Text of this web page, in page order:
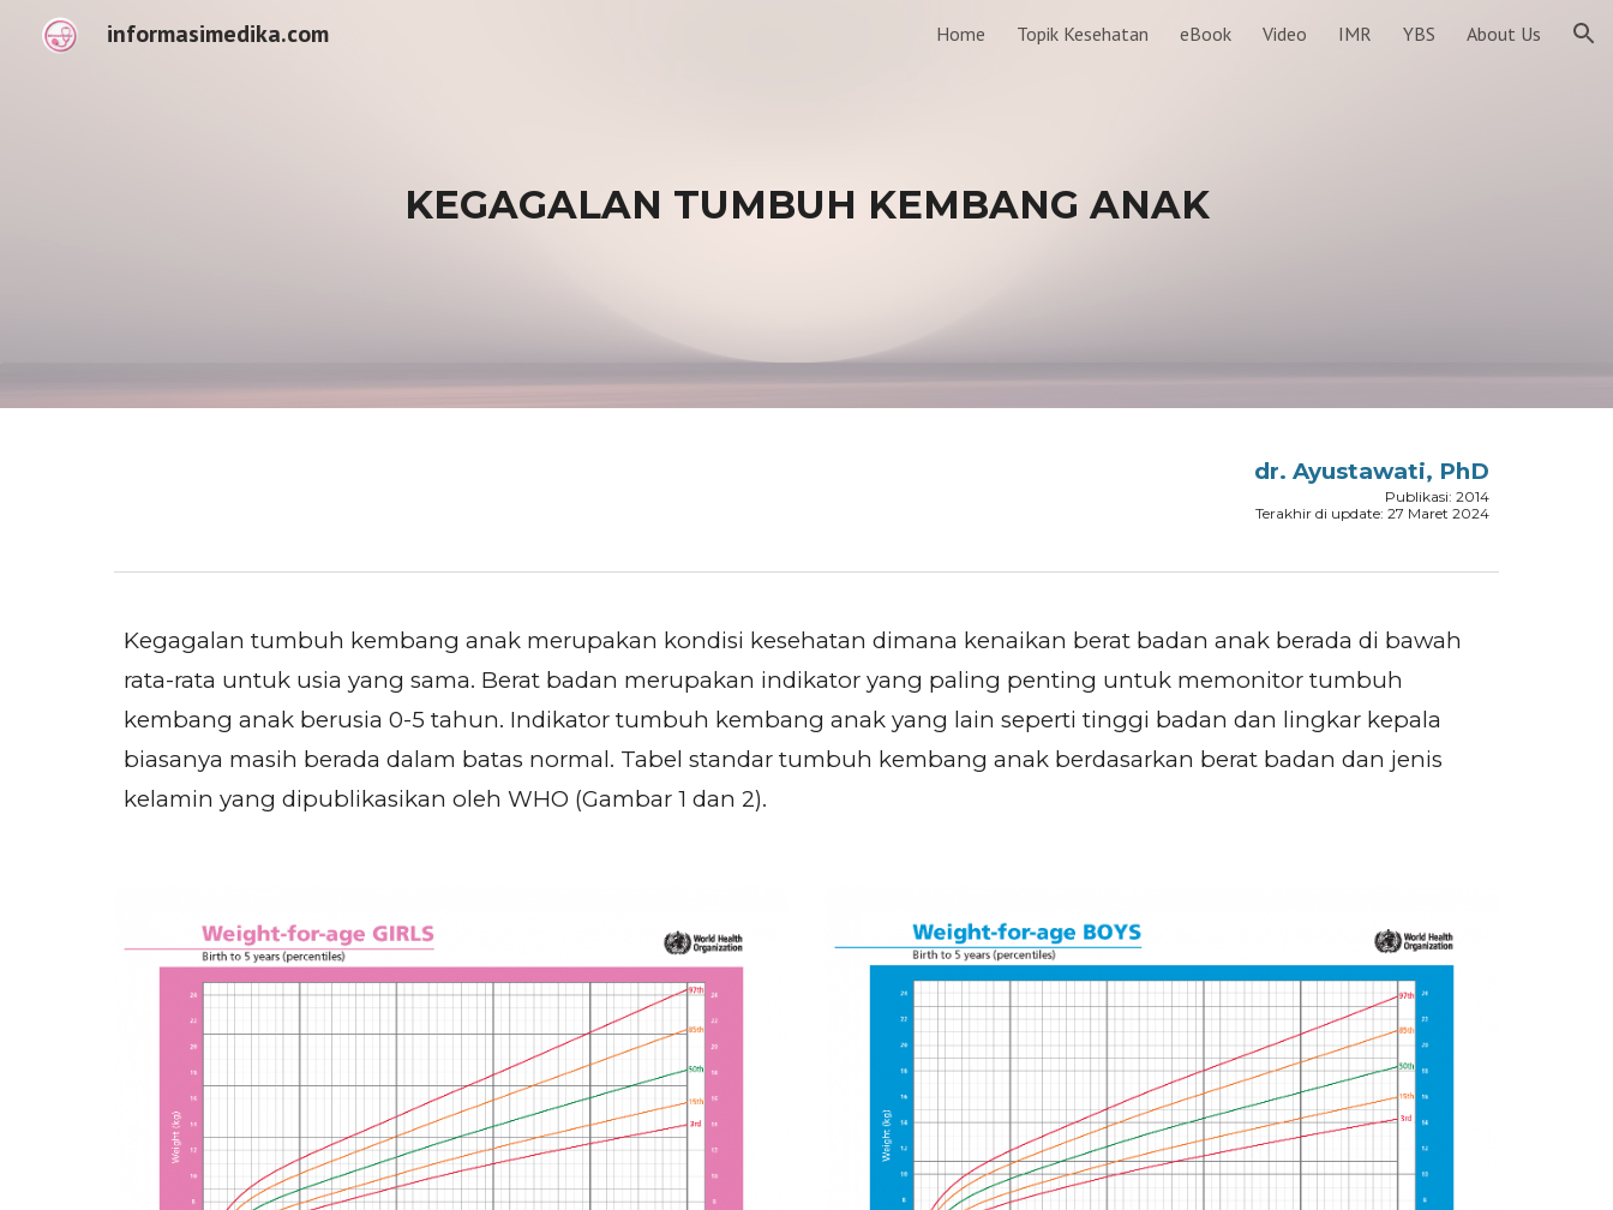
Skip to navigation
informasimedika.com Home Topik Kesehatan eBook Video IMR YBS About Us
KEGAGALAN TUMBUH KEMBANG ANAK
dr. Ayustawati, PhD
Publikasi: 2014
Terakhir di update: 27 Maret 2024
Kegagalan tumbuh kembang anak merupakan kondisi kesehatan dimana kenaikan berat badan anak berada di bawah
rata-rata untuk usia yang sama. Berat badan merupakan indikator yang paling penting untuk memonitor tumbuh
kembang anak berusia 0-5 tahun. Indikator tumbuh kembang anak yang lain seperti tinggi badan dan lingkar kepala
biasanya masih berada dalam batas normal. Tabel standar tumbuh kembang anak berdasarkan berat badan dan jenis
kelamin yang dipublikasikan oleh WHO (Gambar 1 dan 2).